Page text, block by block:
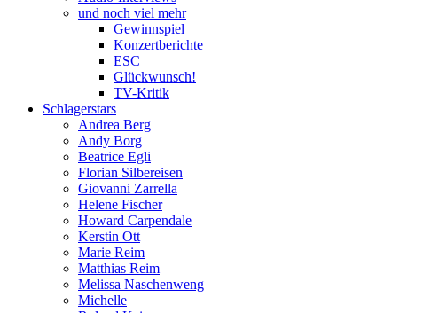
und noch viel mehr
Gewinnspiel
Konzertberichte
ESC
Glückwunsch!
TV-Kritik
Schlagerstars
Andrea Berg
Andy Borg
Beatrice Egli
Florian Silbereisen
Giovanni Zarrella
Helene Fischer
Howard Carpendale
Kerstin Ott
Marie Reim
Matthias Reim
Melissa Naschenweng
Michelle